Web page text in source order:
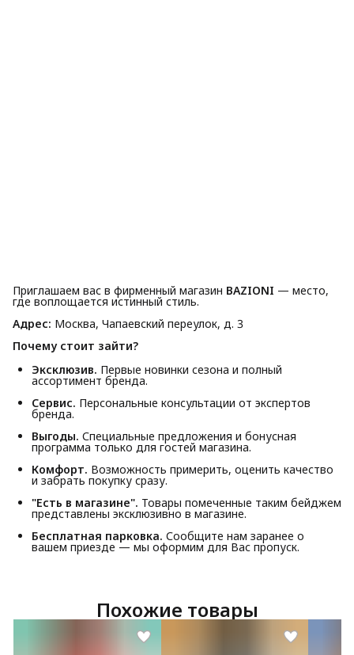
Приглашаем вас в фирменный магазин BAZIONI — место,
где воплощается истинный стиль.
Адрес: Москва, Чапаевский переулок, д. 3
Почему стоит зайти?
Эксклюзив. Первые новинки сезона и полный
ассортимент бренда.
Сервис. Персональные консультации от экспертов
бренда.
Выгоды. Специальные предложения и бонусная
программа только для гостей магазина.
Комфорт. Возможность примерить, оценить качество
и забрать покупку сразу.
"Есть в магазине". Товары помеченные таким бейджем
представлены эксклюзивно в магазине.
Бесплатная парковка. Сообщите нам заранее о
вашем приезде — мы оформим для Вас пропуск.
Похожие товары